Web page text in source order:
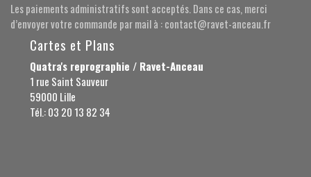
Les paiements administratifs sont acceptés. Dans ce cas, merci
d’envoyer votre commande par mail à : contact@ravet-anceau.fr
Cartes et Plans
Quatra's reprographie / Ravet-Anceau
1 rue Saint Sauveur
59000 Lille
Tél.: 03 20 13 82 34